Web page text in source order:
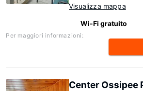
Visualizza mappa
Wi-Fi gratuito
Per maggiori informazioni:
Center Ossipee